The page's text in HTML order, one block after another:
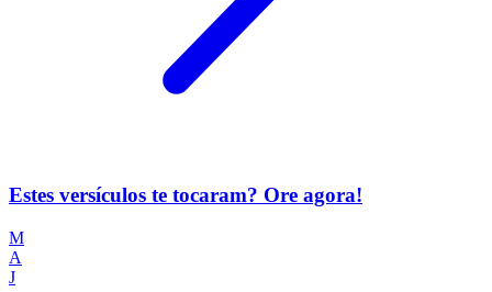
Estes versículos te tocaram? Ore agora!
M
A
J